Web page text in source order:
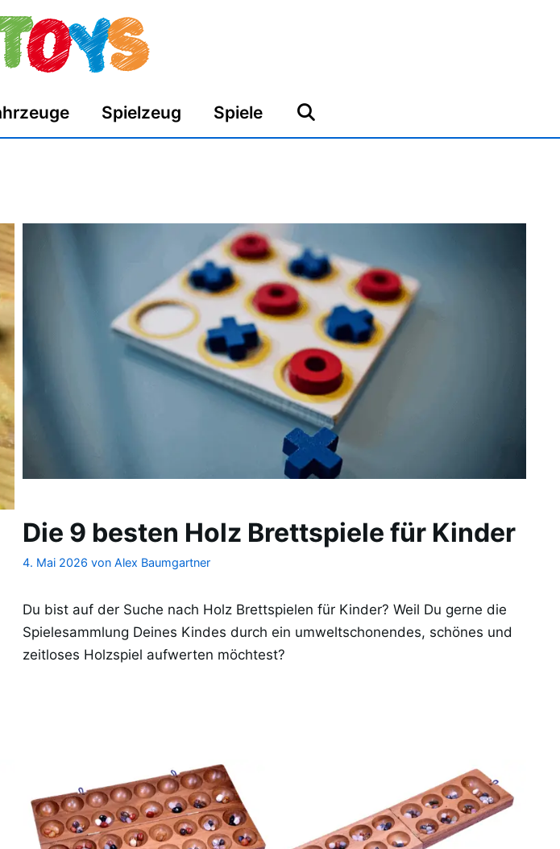
Spielzeug Spiele
Die 9 besten Holz Brettspiele für Kinder
4. Mai 2026 von Alex Baumgartner
Du bist auf der Suche nach Holz Brettspielen für Kinder? Weil Du gerne die
Spielesammlung Deines Kindes durch ein umweltschonendes, schönes und
zeitloses Holzspiel aufwerten möchtest?